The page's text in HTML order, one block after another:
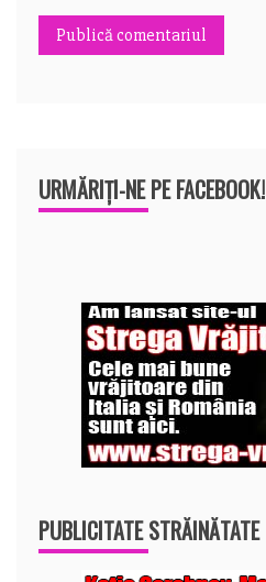
URMĂRIȚI-NE PE FACEBOOK!
PUBLICITATE STRĂINĂTATE